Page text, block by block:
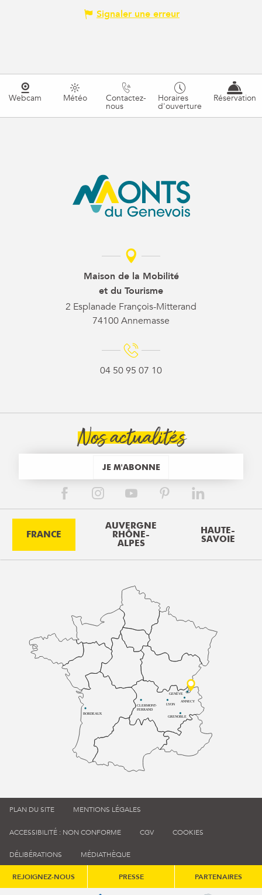
Signaler une erreur
Webcam Météo Contactez-
nous
Horaires
d'ouverture
Réservation
Maison de la Mobilité
et du Tourisme
2 Esplanade François-Mitterand
74100 Annemasse
04 50 95 07 10
Nos actualités
JE M'ABONNE
FRANCE
AUVERGNE
RHÔNE-
ALPES
HAUTE-
SAVOIE
BORDEAUX
CLERMONT-
FERRAND
LYON
ANNECY
GRENOBLE
GENÈVE
PLAN DU SITE MENTIONS LÉGALES
ACCESSIBILITÉ : NON CONFORME CGV COOKIES
DÉLIBÉRATIONS MÉDIATHÈQUE
REJOIGNEZ-NOUS PRESSE PARTENAIRES